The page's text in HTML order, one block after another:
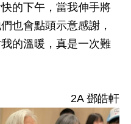
的下午，當我伸手將
也會點頭示意感謝，
的溫暖，真是一次難
2A 鄧皓軒